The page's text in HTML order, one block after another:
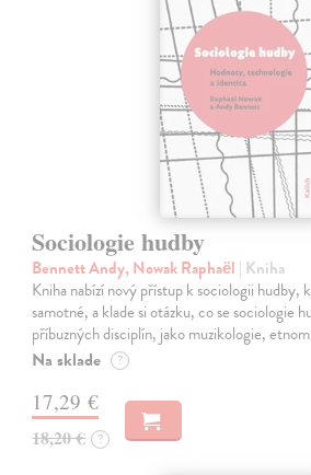
Sociologie hudby
Bennett Andy, Nowak Raphaël | Kniha
Kniha nabízí nový přístup k sociologii hudby,
samotné, a klade si otázku, co se sociologie
příbuzných disciplín, jako muzikologie,
Na sklade ?
17,29 €
18,20 € ?